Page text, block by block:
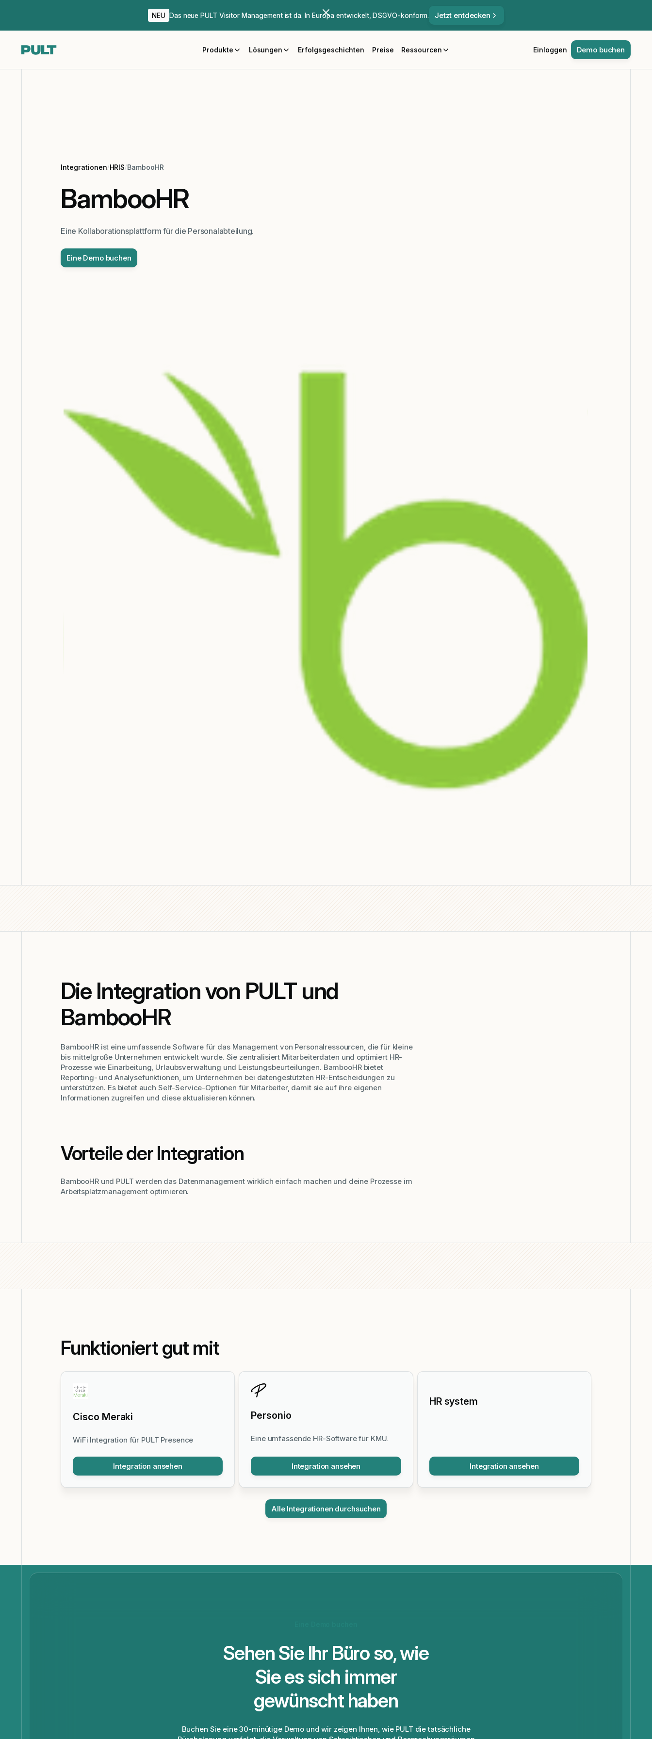
NEU Das neue PULT Visitor Management ist da. In Europa entwickelt, DSGVO-konform. Jetzt entdecken
Produkte Lösungen Erfolgsgeschichten Preise Ressourcen Einloggen Demo buchen
Integrationen/HRIS/BambooHR
BambooHR
Eine Kollaborationsplattform für die Personalabteilung.
Eine Demo buchen
Die Integration von PULT und
BambooHR
BambooHR ist eine umfassende Software für das Management von Personalressourcen, die für kleine
bis mittelgroße Unternehmen entwickelt wurde. Sie zentralisiert Mitarbeiterdaten und optimiert HR-
Prozesse wie Einarbeitung, Urlaubsverwaltung und Leistungsbeurteilungen. BambooHR bietet
Reporting- und Analysefunktionen, um Unternehmen bei datengestützten HR-Entscheidungen zu
unterstützen. Es bietet auch Self-Service-Optionen für Mitarbeiter, damit sie auf ihre eigenen
Informationen zugreifen und diese aktualisieren können.
Vorteile der Integration
BambooHR und PULT werden das Datenmanagement wirklich einfach machen und deine Prozesse im
Arbeitsplatzmanagement optimieren.
Funktioniert gut mit
Cisco Meraki
WiFi Integration für PULT Presence
Integration ansehen
Personio
Eine umfassende HR-Software für KMU.
Integration ansehen
HR system
Integration ansehen
Alle Integrationen durchsuchen
Sehen Sie Ihr Büro so, wie
Sie es sich immer
gewünscht haben
Buchen Sie eine 30-minütige Demo und wir zeigen Ihnen, wie PULT die tatsächliche